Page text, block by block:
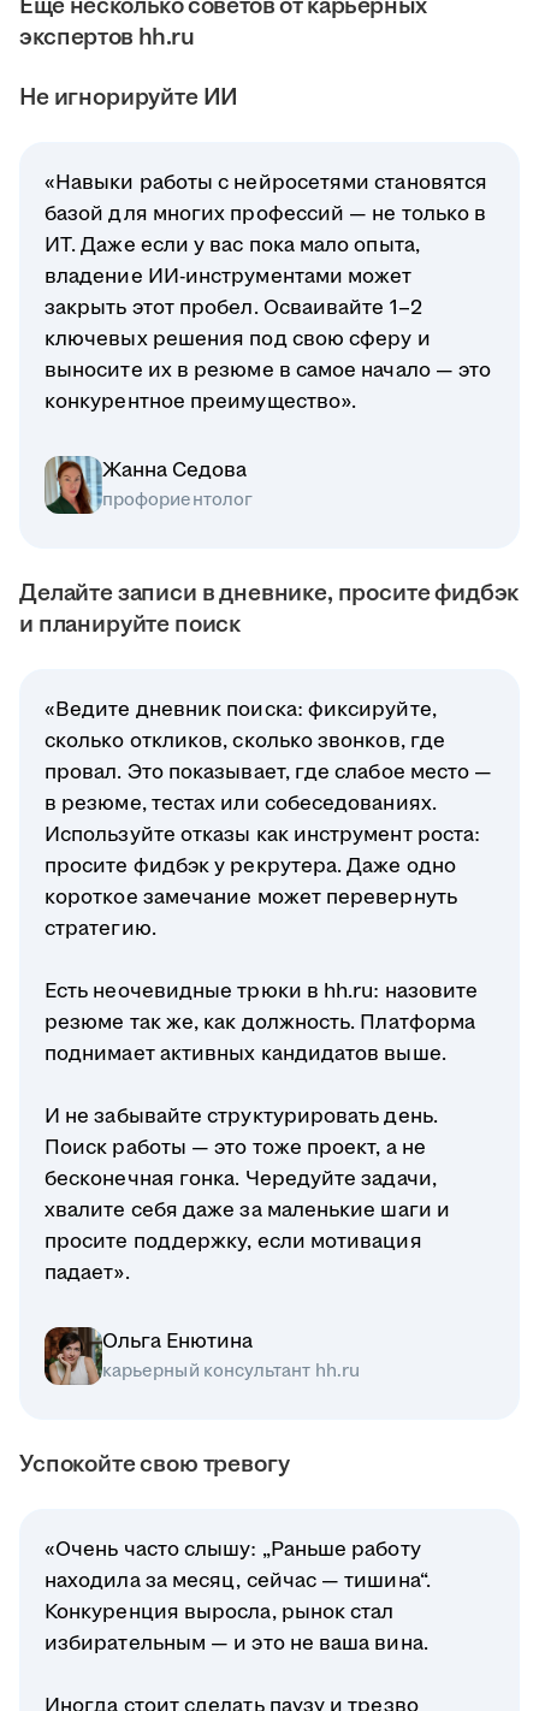
экспертов hh.ru
Не игнорируйте ИИ
«Навыки работы с нейросетями становятся
базой для многих профессий — не только в
ИТ. Даже если у вас пока мало опыта,
владение ИИ-инструментами может
закрыть этот пробел. Осваивайте 1–2
ключевых решения под свою сферу и
выносите их в резюме в самое начало — это
конкурентное преимущество».
Жанна Седова
профориентолог
Делайте записи в дневнике, просите фидбэк
и планируйте поиск
«Ведите дневник поиска: фиксируйте,
сколько откликов, сколько звонков, где
провал. Это показывает, где слабое место —
в резюме, тестах или собеседованиях.
Используйте отказы как инструмент роста:
просите фидбэк у рекрутера. Даже одно
короткое замечание может перевернуть
стратегию.
Есть неочевидные трюки в hh.ru: назовите
резюме так же, как должность. Платформа
поднимает активных кандидатов выше.
И не забывайте структурировать день.
Поиск работы — это тоже проект, а не
бесконечная гонка. Чередуйте задачи,
хвалите себя даже за маленькие шаги и
просите поддержку, если мотивация
падает».
Ольга Енютина
карьерный консультант hh.ru
Успокойте свою тревогу
«Очень часто слышу: „Раньше работу
находила за месяц, сейчас — тишина“.
Конкуренция выросла, рынок стал
избирательным — и это не ваша вина.